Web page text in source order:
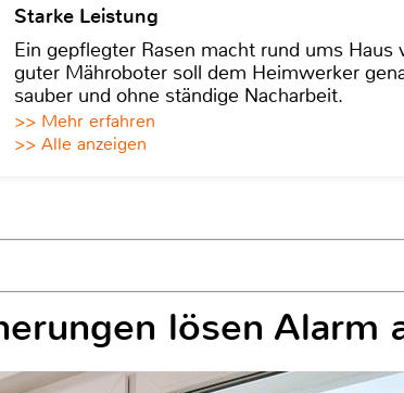
Starke Leistung
Ein gepflegter Rasen macht rund ums
guter Mähroboter soll dem Heimwerker
sauber und ohne ständige Nacharbeit.
>> Mehr erfahren
>> Alle anzeigen
lösen Alarm